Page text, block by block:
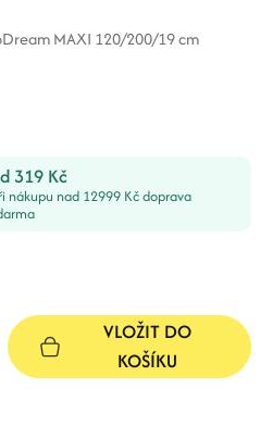
MAXI 120/200/19 cm
319 Kč
nákupu nad 12999 Kč doprava
VLOŽIT DO
KOŠÍKU